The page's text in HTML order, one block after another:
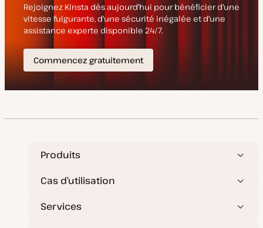
u
r
a
t
i
n
Produits
Cas d’utilisation
Services